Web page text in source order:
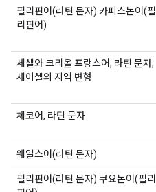
필리핀어(라틴 문자) 카피스논어(필
리핀어)
세셀와 크리올 프랑스어, 라틴 문자,
세이셸의 지역 변형
체코어, 라틴 문자
웨일스어(라틴 문자)
필리핀어(라틴 문자) 쿠요논어(필리